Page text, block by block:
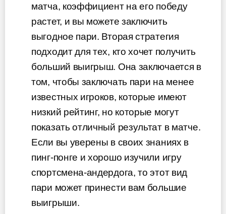
матча, коэффициент на его победу
растет, и вы можете заключить
выгодное пари. Вторая стратегия
подходит для тех, кто хочет получить
больший выигрыш. Она заключается в
том, чтобы заключать пари на менее
известных игроков, которые имеют
низкий рейтинг, но которые могут
показать отличный результат в матче.
Если вы уверены в своих знаниях в
пинг-понге и хорошо изучили игру
спортсмена-андердога, то этот вид
пари может принести вам большие
выигрыши.